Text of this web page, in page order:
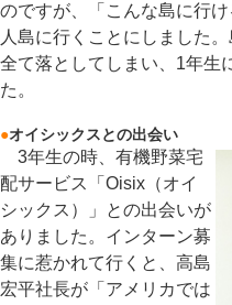
のですが、「こんな島に行
人島に行くことにしました
全て落としてしまい、1年生
た。
●オイシックスとの出会い
3年生の時、有機野菜宅
配サービス「Oisix（オイ
シックス）」との出会いが
ありました。インターン募
集に惹かれて行くと、高島
宏平社長が「アメリカでは